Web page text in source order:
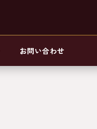
お問い合わせ